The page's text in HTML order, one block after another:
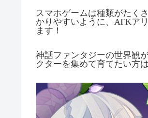
スマホゲームは種類がたく
かりやすいように、AFKア
ます！
神話ファンタジーの世界観
クターを集めて育てたい方